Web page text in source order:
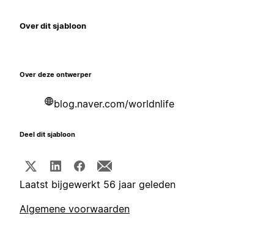
Over dit sjabloon
Over deze ontwerper
blog.naver.com/worldnlife
Deel dit sjabloon
Laatst bijgewerkt 56 jaar geleden
Algemene voorwaarden